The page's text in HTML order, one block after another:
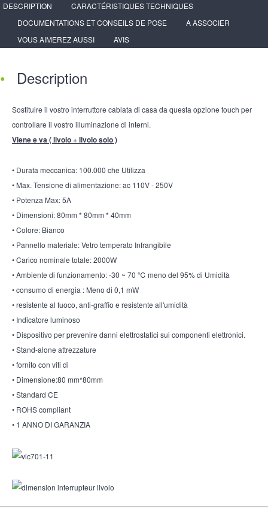
DESCRIPTION
CARACTÉRISTIQUES TECHNIQUES
DOCUMENTATIONS ET CONSEILS DE POSE
A ASSOCIER
VOUS AIMEREZ AUSSI
AVIS
Description
Sostituire il vostro interruttore cablata di casa da questa opzione touch per
controllare il vostro illuminazione di interni.
Viene e va ( livolo + livolo solo )
• Durata meccanica: 100.000 che Utilizza
• Max. Tensione di alimentazione: ac 110V - 250V
• Potenza Max: 5A
• Dimensioni: 80mm * 80mm * 40mm
• Colore: Bianco
• Pannello materiale: Vetro temperato Infrangibile
• Carico nominale totale: 2000W
• Ambiente di funzionamento: -30 ~ 70 ℃ meno del 95% di Umidità
• consumo di energia : Meno di 0,1 mW
• resistente al fuoco, anti-graffio e resistente all'umidità
• Indicatore luminoso
• Dispositivo per prevenire danni elettrostatici sui componenti elettronici.
• Stand-alone attrezzature
• fornito con viti di
• Dimensione:80 mm*80mm
• Standard CE
• ROHS compliant
• 1 ANNO DI GARANZIA